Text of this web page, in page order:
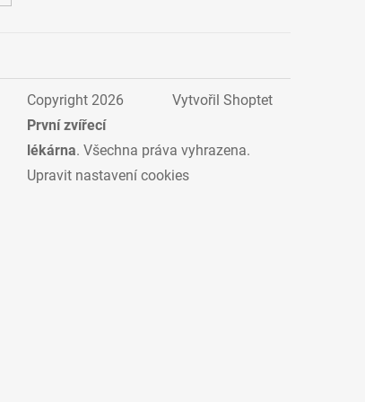
Vytvořil Shoptet
Copyright 2026
První zvířecí
lékárna. Všechna práva vyhrazena.
Upravit nastavení cookies